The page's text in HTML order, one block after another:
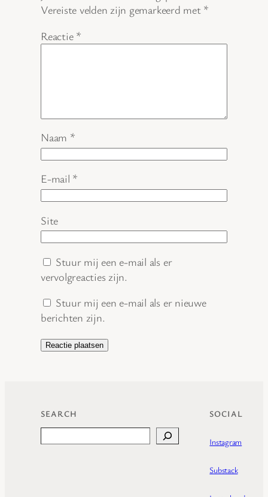
Vereiste velden zijn gemarkeerd met *
Reactie *
Naam *
E-mail *
Site
Stuur mij een e-mail als er
vervolgreacties zijn.
Stuur mij een e-mail als er nieuwe
berichten zijn.
SEARCH SOCIAL
Instagram
Substack